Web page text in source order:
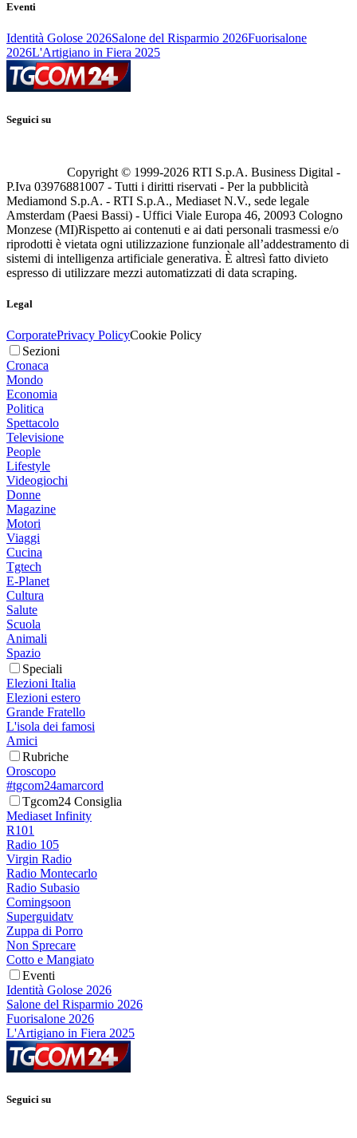
Eventi
Identità Golose 2026Salone del Risparmio 2026Fuorisalone
2026L'Artigiano in Fiera 2025
Seguici su
Copyright © 1999-2026 RTI S.p.A. Business Digital -
P.Iva 03976881007 - Tutti i diritti riservati - Per la pubblicità
Mediamond S.p.A. - RTI S.p.A., Mediaset N.V., sede legale
Amsterdam (Paesi Bassi) - Uffici Viale Europa 46, 20093 Cologno
Monzese (MI)Rispetto ai contenuti e ai dati personali trasmessi e/o
riprodotti è vietata ogni utilizzazione funzionale all’addestramento di
sistemi di intelligenza artificiale generativa. È altresì fatto divieto
espresso di utilizzare mezzi automatizzati di data scraping.
Legal
CorporatePrivacy PolicyCookie Policy
Sezioni
Cronaca
Mondo
Economia
Politica
Spettacolo
Televisione
People
Lifestyle
Videogiochi
Donne
Magazine
Motori
Viaggi
Cucina
Tgtech
E-Planet
Cultura
Salute
Scuola
Animali
Spazio
Speciali
Elezioni Italia
Elezioni estero
Grande Fratello
L'isola dei famosi
Amici
Rubriche
Oroscopo
#tgcom24amarcord
Tgcom24 Consiglia
Mediaset Infinity
R101
Radio 105
Virgin Radio
Radio Montecarlo
Radio Subasio
Comingsoon
Superguidatv
Zuppa di Porro
Non Sprecare
Cotto e Mangiato
Eventi
Identità Golose 2026
Salone del Risparmio 2026
Fuorisalone 2026
L'Artigiano in Fiera 2025
Seguici su